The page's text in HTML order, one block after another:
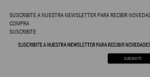
SUSCRIBITE A NUESTRA NEWSLETTER PARA RECIBIR
COMPRA
SUSCRIBITE